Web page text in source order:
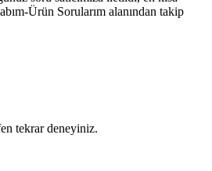
Ürün Sorularım alanından takip
tekrar deneyiniz.